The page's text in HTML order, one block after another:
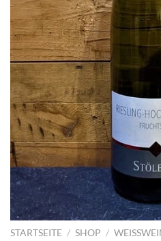
STARTSEITE / SHOP /